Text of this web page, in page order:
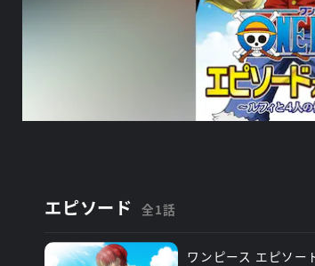
エピソード 全1話
ワンピース エピソー